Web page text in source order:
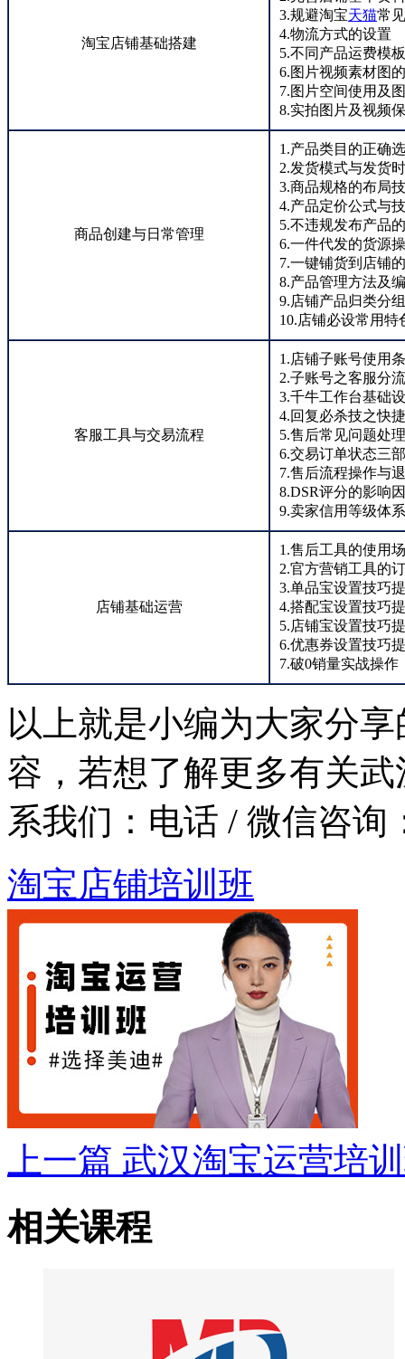
淘宝店铺基础搭建
3.规避淘宝天猫常
4.物流方式的设置
5.不同产品运费模
6.图片视频素材图
7.图片空间使用及
8.实拍图片及视频
商品创建与日常管理
1.产品类目的正确
2.发货模式与发货
3.商品规格的布局
4.产品定价公式与
5.不违规发布产品
6.一件代发的货源
7.一键铺货到店铺
8.产品管理方法及
9.店铺产品归类分
10.店铺必设常用特
客服工具与交易流程
1.店铺子账号使用
2.子账号之客服分
3.千牛工作台基础
4.回复必杀技之快
5.售后常见问题处
6.交易订单状态三
7.售后流程操作与
8.DSR评分的影响
9.卖家信用等级体
店铺基础运营
1.售后工具的使用
2.官方营销工具的
3.单品宝设置技巧
4.搭配宝设置技巧
5.店铺宝设置技巧
6.优惠券设置技巧
7.破0销量实战操作
以上就是小编为大家分
容，若想了解更多有关
系我们： 电话 / 微信咨询
淘宝店铺培训班
上一篇 武汉淘宝运营培
相关课程